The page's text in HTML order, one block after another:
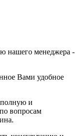
нашего менеджера -
Вами удобное
и
вопросам